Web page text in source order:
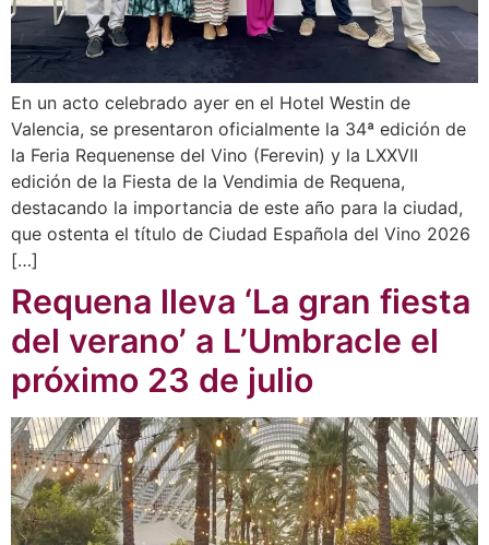
En un acto celebrado ayer en el Hotel Westin de
Valencia, se presentaron oficialmente la 34ª edición de
la Feria Requenense del Vino (Ferevin) y la LXXVII
edición de la Fiesta de la Vendimia de Requena,
destacando la importancia de este año para la ciudad,
que ostenta el título de Ciudad Española del Vino 2026
[…]
Requena lleva ‘La gran fiesta
del verano’ a L’Umbracle el
próximo 23 de julio